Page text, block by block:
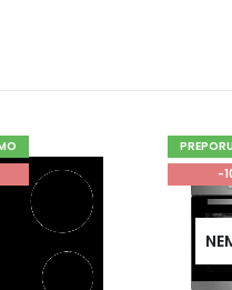
-10%
NEMA NA STANJU